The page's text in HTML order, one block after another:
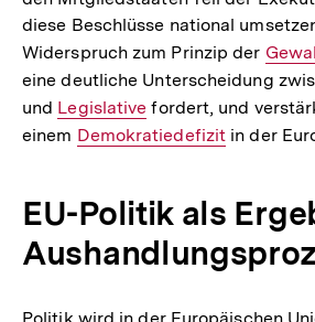
diese Beschlüsse national
Widerspruch zum Prinzip der
Link:
eine deutliche Unterscheidung
und Interner
Link:
Legislative fordert, und
einem Interner
Demokratiedefizit in der
EU-Politik als